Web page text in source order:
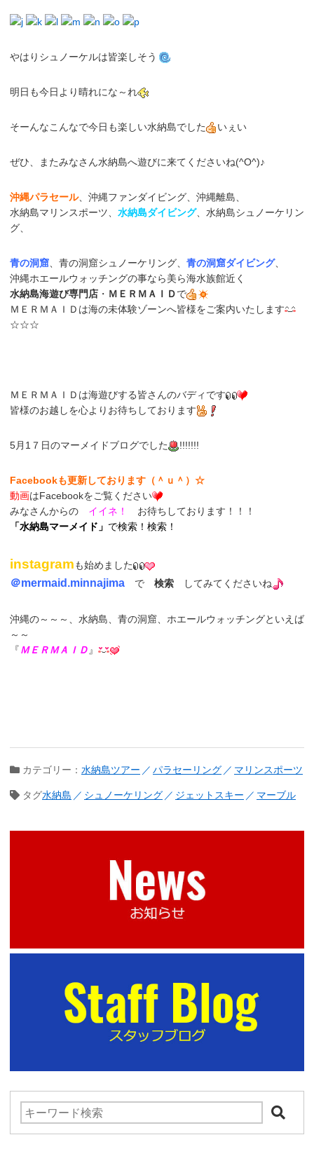
やはりシュノーケルは皆楽しそう
明日も今日より晴れにな～れ
そーんなこんなで今日も楽しい水納島でした いぇい
ぜひ、またみなさん水納島へ遊びに来てくださいね(^O^)♪
沖縄パラセール、沖縄ファンダイビング、沖縄離島、
水納島マリンスポーツ、 水納島ダイビング、水納島シュノーケリン
グ、
青の洞窟 、青の洞窟シュノーケリング、 青の洞窟ダイビング、
沖縄ホエールウォッチングの事なら美ら海水族館近く
水納島海遊び専門店 ・ ＭＥＲＭＡＩＤで
ＭＥＲＭＡＩＤは海の未体験ゾーンへ皆様をご案内いたします
☆☆☆
ＭＥＲＭＡＩＤは海遊びする皆さんのバディです
皆様のお越しを心よりお待ちしております
5月1７日のマーメイドブログでした !!!!!!!
Facebookも更新しております（＾ｕ＾）☆
動画はFacebookをご覧ください
みなさんからの イイネ！
お待ちしております！！！
「水納島マーメイド 」 で検索！検索！
instagramも始めました
＠mermaid.minnajima で 検索 してみてくださいね
沖縄の～～～、水納島、青の洞窟、ホエールウォッチングといえば
～～
『ＭＥＲＭＡＩＤ 』
カテゴリー： 水納島ツアー パラセーリング マリンスポーツ
タグ水納島 シュノーケリング ジェットスキー マーブル